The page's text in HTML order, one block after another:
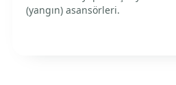
(yangın) asansörleri.